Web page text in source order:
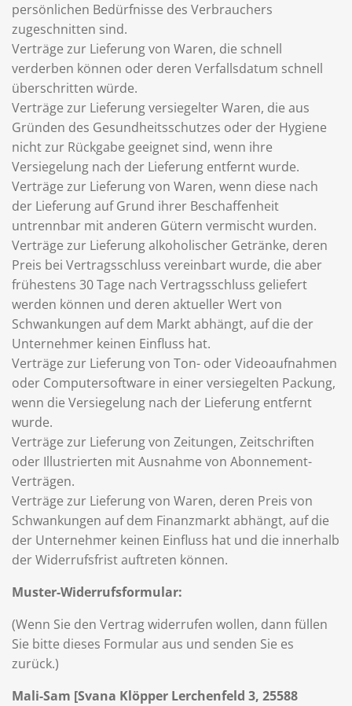
persönlichen Bedürfnisse des Verbrauchers
zugeschnitten sind.
Verträge zur Lieferung von Waren, die schnell
verderben können oder deren Verfallsdatum schnell
überschritten würde.
Verträge zur Lieferung versiegelter Waren, die aus
Gründen des Gesundheitsschutzes oder der Hygiene
nicht zur Rückgabe geeignet sind, wenn ihre
Versiegelung nach der Lieferung entfernt wurde.
Verträge zur Lieferung von Waren, wenn diese nach
der Lieferung auf Grund ihrer Beschaffenheit
untrennbar mit anderen Gütern vermischt wurden.
Verträge zur Lieferung alkoholischer Getränke, deren
Preis bei Vertragsschluss vereinbart wurde, die aber
frühestens 30 Tage nach Vertragsschluss geliefert
werden können und deren aktueller Wert von
Schwankungen auf dem Markt abhängt, auf die der
Unternehmer keinen Einfluss hat.
Verträge zur Lieferung von Ton- oder Videoaufnahmen
oder Computersoftware in einer versiegelten Packung,
wenn die Versiegelung nach der Lieferung entfernt
wurde.
Verträge zur Lieferung von Zeitungen, Zeitschriften
oder Illustrierten mit Ausnahme von Abonnement-
Verträgen.
Verträge zur Lieferung von Waren, deren Preis von
Schwankungen auf dem Finanzmarkt abhängt, auf die
der Unternehmer keinen Einfluss hat und die innerhalb
der Widerrufsfrist auftreten können.
Muster-Widerrufsformular:
(Wenn Sie den Vertrag widerrufen wollen, dann füllen
Sie bitte dieses Formular aus und senden Sie es
zurück.)
Mali-Sam [Svana Klöpper Lerchenfeld 3, 25588